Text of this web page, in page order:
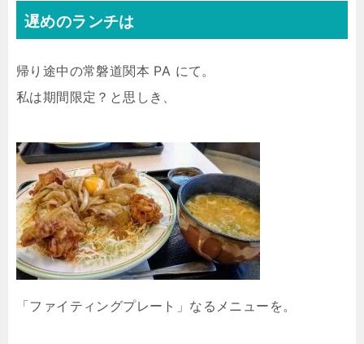
遅めのランチは
帰り途中の常磐道関本 PA にて。
私は期間限定？と思しき、
「ファイティングプレート」なるメニューを。